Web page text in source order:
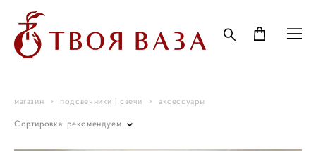
магазин > подсвечники | свечи > аксессуары
Сортировка: рекомендуем